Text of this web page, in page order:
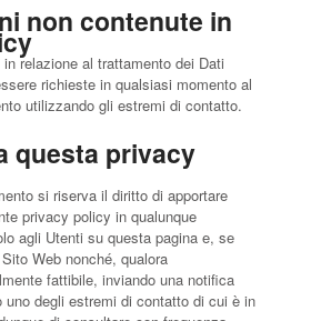
non contenute in
relazione al trattamento dei Dati
richieste in qualsiasi momento al
utilizzando gli estremi di contatto.
questa privacy
si riserva il diritto di apportare
privacy policy in qualunque
agli Utenti su questa pagina e, se
Web nonché, qualora
fattibile, inviando una notifica
uno degli estremi di contatto di cui è in